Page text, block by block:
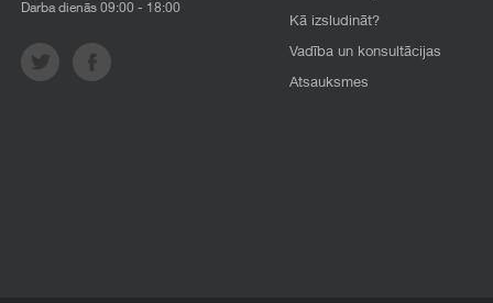
Darba dienās 09:00 - 18:00
Kā izsludināt?
Vadība un konsultācijas
Atsauksmes